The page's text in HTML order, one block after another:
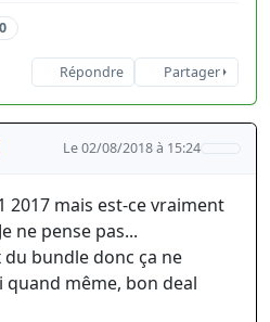
0
Répondre Partager
Le 02/08/2018 à 15:24
2017 mais est-ce vraiment
ne pense pas...
du bundle donc ça ne
même, bon deal